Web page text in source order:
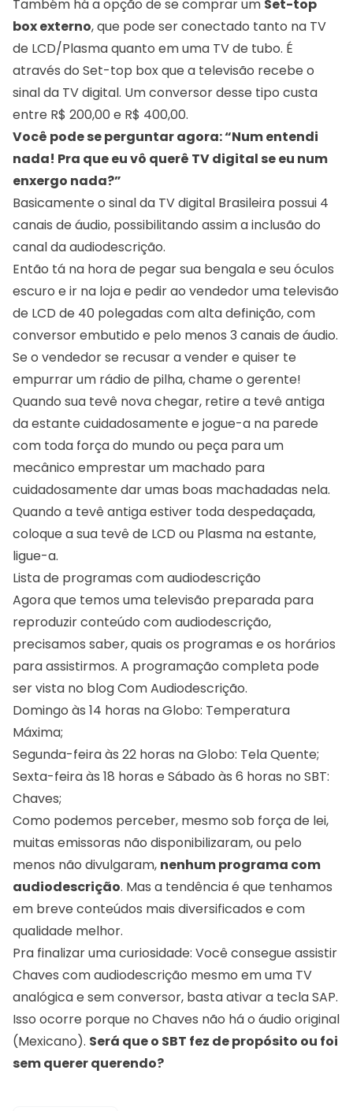
Também há a opção de se comprar um Set-top
boxexterno, que pode ser conectado tanto na TV
de LCD/Plasma quanto em uma TV de tubo. É
através do Set-top box que a televisão recebe o
sinal da TV digital. Um conversor desse tipo custa
entre R$ 200,00 e R$ 400,00.
Você pode se perguntar agora: “Num entendi
nada! Pra que eu vô querê TV digital se eu num
enxergo nada?”
Basicamente o sinal da TV digital Brasileira possui 4
canais de áudio, possibilitando assim a inclusão do
canal da audiodescrição.
Então tá na hora de pegar sua bengala e seu óculos
escuro e ir na loja e pedir ao vendedor uma televisão
de LCD de 40 polegadas com alta definição, com
conversor embutido e pelo menos 3 canais de áudio.
Se o vendedor se recusar a vender e quiser te
empurrar um rádio de pilha, chame o gerente!
Quando sua tevê nova chegar, retire a tevê antiga
da estante cuidadosamente e jogue-a na parede
com toda força do mundo ou peça para um
mecânico emprestar um machado para
cuidadosamente dar umas boas machadadas nela.
Quando a tevê antiga estiver toda despedaçada,
coloque a sua tevê de LCD ou Plasma na estante,
ligue-a.
Lista de programas com audiodescrição
Agora que temos uma televisão preparada para
reproduzir conteúdo com audiodescrição,
precisamos saber, quais os programas e os horários
para assistirmos. A programação completa pode
ser vista no blogCom Audiodescrição.
Domingo às 14 horas na Globo: Temperatura
Máxima;
Segunda-feira às 22 horas na Globo: Tela Quente;
Sexta-feira às 18 horas e Sábado às 6 horas no SBT:
Chaves;
Como podemos perceber, mesmo sob força de lei,
muitas emissoras não disponibilizaram, ou pelo
menos não divulgaram, nenhum programa com
audiodescrição. Mas a tendência é que tenhamos
em breve conteúdos mais diversificados e com
qualidade melhor.
Pra finalizar uma curiosidade: Você consegue assistir
Chaves com audiodescrição mesmo em uma TV
analógica e sem conversor, basta ativar a tecla SAP.
Isso ocorre porque no Chaves não há o áudio original
(Mexicano). Será que o SBT fez de propósito ou foi
sem querer querendo?